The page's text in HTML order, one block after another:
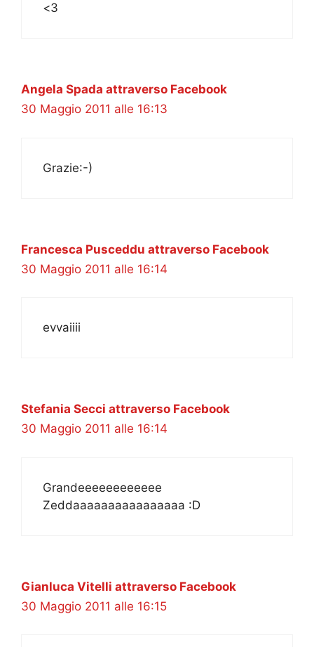
<3
Angela Spada attraverso Facebook
30 Maggio 2011 alle 16:13
Grazie:-)
Francesca Pusceddu attraverso Facebook
30 Maggio 2011 alle 16:14
evvaiiii
Stefania Secci attraverso Facebook
30 Maggio 2011 alle 16:14
Grandeeeeeeeeeeee
Zeddaaaaaaaaaaaaaaaa :D
Gianluca Vitelli attraverso Facebook
30 Maggio 2011 alle 16:15